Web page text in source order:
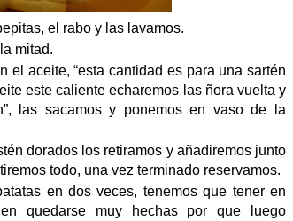
el rabo y las lavamos.
mitad.
el aceite, “esta cantidad es para una sartén
este caliente echaremos las ñora vuelta y
las sacamos y ponemos en vaso de la
dorados los retiramos y añadiremos junto
todo, una vez terminado reservamos.
en dos veces, tenemos que tener en
quedarse muy hechas por que luego